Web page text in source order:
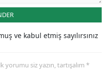
ve kabul etmiş sayılırsınız
siz yazın, tartışalım *